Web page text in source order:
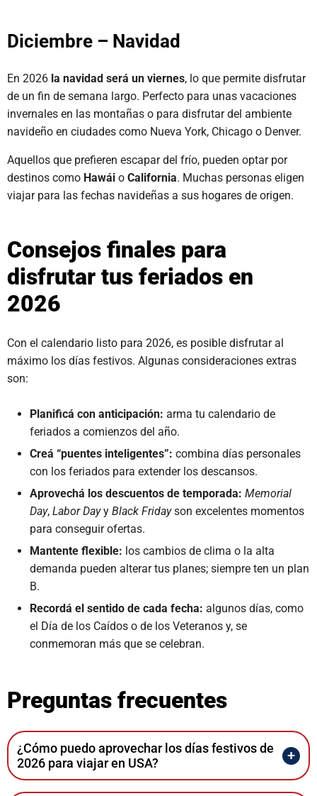
Diciembre – Navidad
En 2026 la navidad será un viernes, lo que permite disfrutar
de un fin de semana largo. Perfecto para unas vacaciones
invernales en las montañas o para disfrutar del ambiente
navideño en ciudades como Nueva York, Chicago o Denver.
Aquellos que prefieren escapar del frío, pueden optar por
destinos como Hawái o California. Muchas personas eligen
viajar para las fechas navideñas a sus hogares de origen.
Consejos finales para
disfrutar tus feriados en
2026
Con el calendario listo para 2026, es posible disfrutar al
máximo los días festivos. Algunas consideraciones extras
son:
Planificá con anticipación: arma tu calendario de
feriados a comienzos del año.
Creá “puentes inteligentes”: combina días personales
con los feriados para extender los descansos.
Aprovechá los descuentos de temporada: Memorial
Day, Labor Dayy Black Fridayson excelentes momentos
para conseguir ofertas.
Mantente flexible: los cambios de clima o la alta
demanda pueden alterar tus planes; siempre ten un plan
B.
Recordá el sentido de cada fecha: algunos días, como
el Día de los Caídos o de los Veteranos y, se
conmemoran más que se celebran.
Preguntas frecuentes
¿Cómo puedo aprovechar los días festivos de
2026 para viajar en USA?